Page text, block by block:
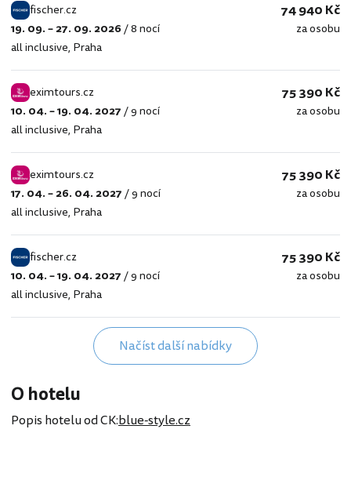
fischer.cz
fischer.cz
19. 09. – 27. 09. 2026/8 nocí
all inclusive, Praha
74 940 Kč
za osobu
eximtours.cz
eximtours.cz
10. 04. – 19. 04. 2027/9 nocí
all inclusive, Praha
75 390 Kč
za osobu
eximtours.cz
eximtours.cz
17. 04. – 26. 04. 2027/9 nocí
all inclusive, Praha
75 390 Kč
za osobu
fischer.cz
fischer.cz
10. 04. – 19. 04. 2027/9 nocí
all inclusive, Praha
75 390 Kč
za osobu
Načíst další nabídky
O hotelu
Popis hotelu od CK:blue-style.cz